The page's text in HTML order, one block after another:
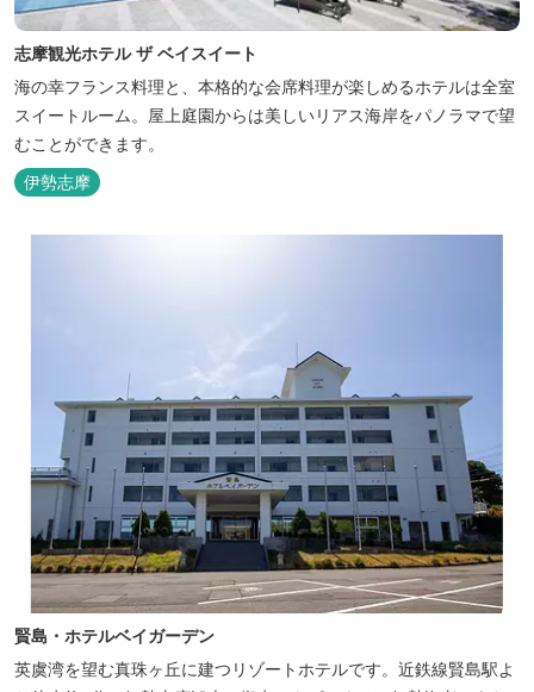
志摩観光ホテル ザ ベイスイート
海の幸フランス料理と、本格的な会席料理が楽しめるホテルは全室
スイートルーム。屋上庭園からは美しいリアス海岸をパノラマで望
むことができます。
伊勢志摩
賢島・ホテルベイガーデン
英虞湾を望む真珠ヶ丘に建つリゾートホテルです。近鉄線賢島駅よ